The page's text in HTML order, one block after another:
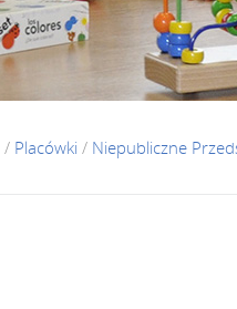
/ Placówki / Niepubliczne